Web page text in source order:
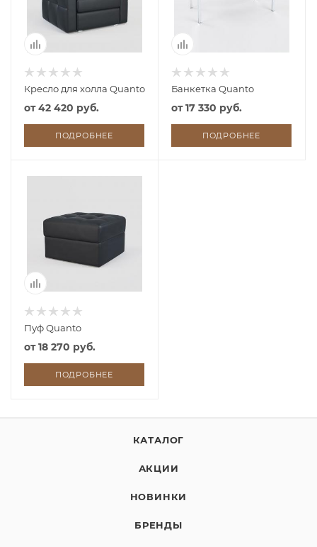
Кресло для холла Quanto
от42 420 руб.
ПОДРОБНЕЕ
Банкетка Quanto
от17 330 руб.
ПОДРОБНЕЕ
Пуф Quanto
от18 270 руб.
ПОДРОБНЕЕ
КАТАЛОГ
АКЦИИ
НОВИНКИ
БРЕНДЫ